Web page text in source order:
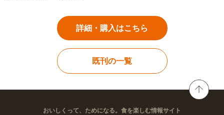
詳細・購入はこちら
既刊の一覧
おいしくって、ためになる。食を楽しむ情報サイト